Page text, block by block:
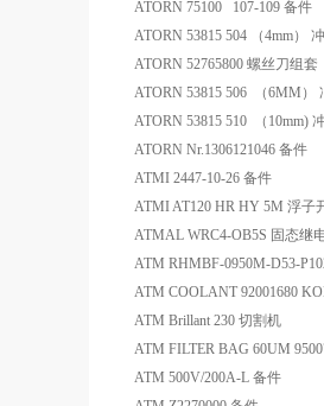
ATORN 75100 107-109 备件
ATORN 53815 504 （4mm）
ATORN 52765800 螺丝刀组套
ATORN 53815 506 （6MM）
ATORN 53815 510 （10mm)
ATORN Nr.1306121046 备件
ATMI 2447-10-26 备件
ATMI AT120 HR HY 5M 浮子
ATMAL WRC4-OB5S 固态继
ATM RHMBF-0950M-D53-
ATM COOLANT 92001680
ATM Brillant 230 切割机
ATM FILTER BAG 60UM
ATM 500V/200A-L 备件